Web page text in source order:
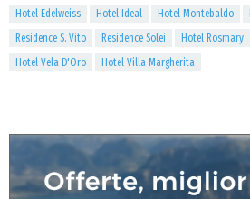
Hotel Edelweiss Hotel Ideal Hotel Montebaldo
Residence S. Vito
Residence Solei Hotel Rosmary
Hotel Vela D'Oro
Hotel Villa Margherita